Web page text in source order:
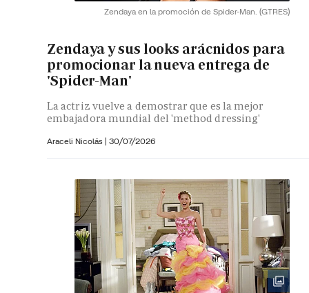
Zendaya en la promoción de Spider-Man. (GTRES)
Zendaya y sus looks arácnidos para
promocionar la nueva entrega de
'Spider-Man'
La actriz vuelve a demostrar que es la mejor
embajadora mundial del 'method dressing'
Araceli Nicolás | 30/07/2026